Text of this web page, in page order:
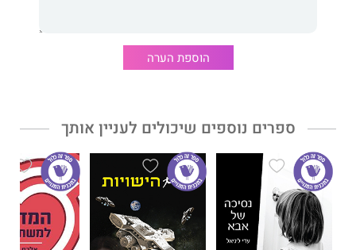
הוספת הערה
ספרים נוספים שיכולים לעניין אותך